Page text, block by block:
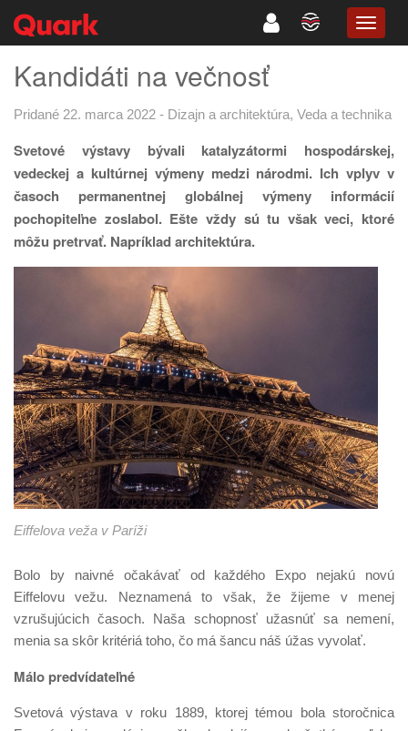
Kandidáti na večnosť
Pridané 22. marca 2022 - Dizajn a architektúra, Veda a technika
Svetové výstavy bývali katalyzátormi hospodárskej,
vedeckej a kultúrnej výmeny medzi národmi. Ich vplyv v
časoch permanentnej globálnej výmeny informácií
pochopiteľne zoslabol. Ešte vždy sú tu však veci, ktoré
môžu pretrvať. Napríklad architektúra.
Eiffelova veža v Paríži
Bolo by naivné očakávať od každého Expo nejakú novú
Eiffelovu vežu. Neznamená to však, že žijeme v menej
vzrušujúcich časoch. Naša schopnosť užasnúť sa nemení,
menia sa skôr kritériá toho, čo má šancu náš úžas vyvolať.
Málo predvídateľné
Svetová výstava v roku 1889, ktorej témou bola storočnica